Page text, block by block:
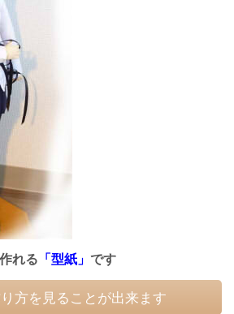
れる 「型紙」 です
方を見ることが出来ます